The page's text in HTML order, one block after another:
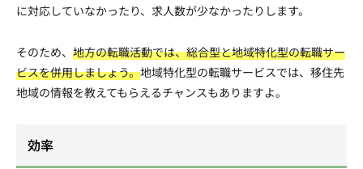
に対応していなかったり、求人数が少なかったりします。
そのため、 地方の転職活動では、総合型と地域特化型の転職サー
ビスを併用しましょう。地域特化型の転職サービスでは、移住先
地域の情報を教えてもらえるチャンスもありますよ。
効率